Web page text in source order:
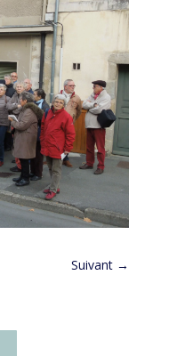
Suivant →